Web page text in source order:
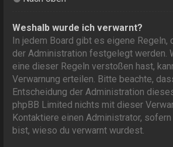
Weshalb wurde ich verwarnt?
In jedem Board gibt es eigene Regeln,
der Administration festgelegt werden.
eine dieser Regeln verstoßen hast,
Verwarnung erteilen. Bitte beachte,
Entscheidung der Administration
phpBB Limited nichts mit dieser
Kontaktiere einen Administrator,
bist, wieso du verwarnt wurdest.